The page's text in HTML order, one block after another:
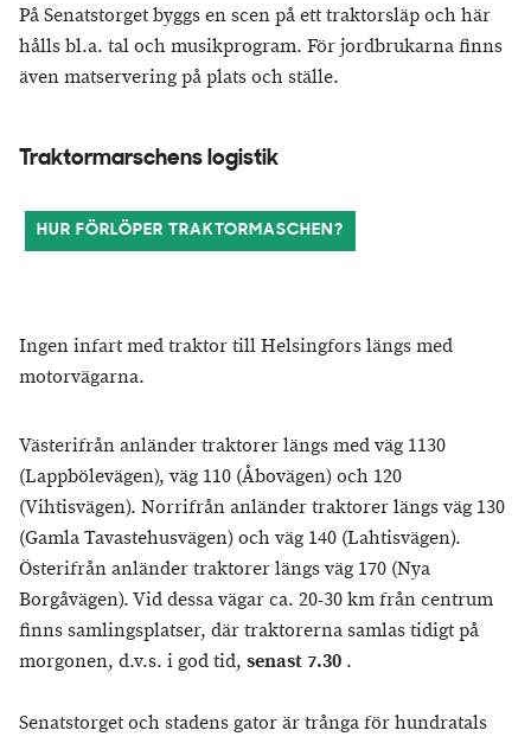
På Senatstorget byggs en scen på ett traktorsläp och här
hålls bl.a. tal och musikprogram. För jordbrukarna finns
även matservering på plats och ställe.
Traktormarschens logistik
HUR FÖRLÖPER TRAKTORMASCHEN?
Ingen infart med traktor till Helsingfors längs med
motorvägarna.
Västerifrån anländer traktorer längs med väg 1130
(Lappbölevägen), väg 110 (Åbovägen) och 120
(Vihtisvägen). Norrifrån anländer traktorer längs väg 130
(Gamla Tavastehusvägen) och väg 140 (Lahtisvägen).
Österifrån anländer traktorer längs väg 170 (Nya
Borgåvägen). Vid dessa vägar ca. 20-30 km från centrum
finns samlingsplatser, där traktorerna samlas tidigt på
morgonen, d.v.s. i god tid, senast 7.30 .
Senatstorget och stadens gator är trånga för hundratals